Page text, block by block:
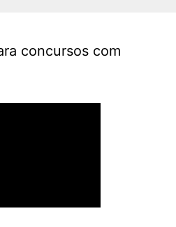
concursos com